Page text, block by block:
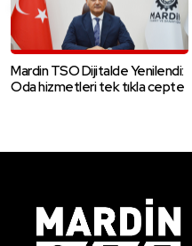
Mardin TSO Dijitalde Yenilendi:
Oda hizmetleri tek tıkla cepte